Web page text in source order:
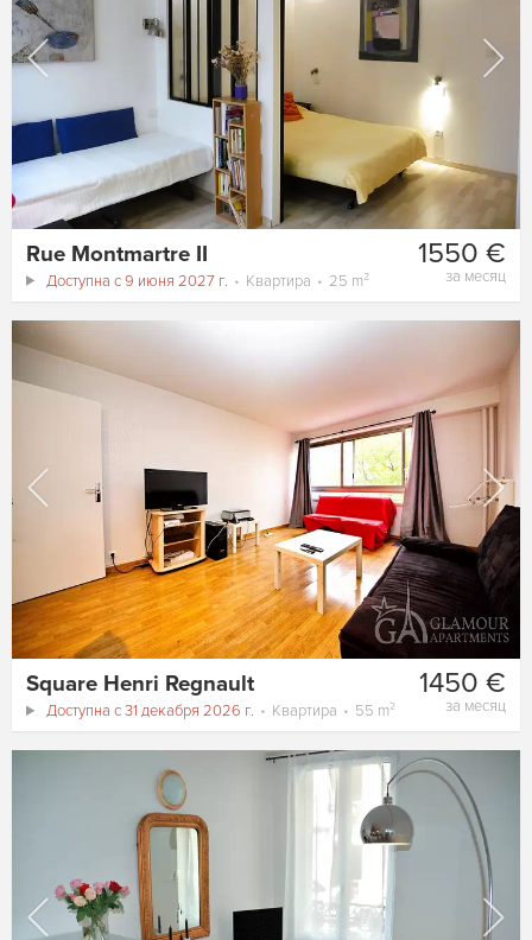
1550 €
за месяц
Rue Montmartre II
Доступна с 9 июня 2027 г. Квартира 25 m²
1450 €
за месяц
Square Henri Regnault
Доступна с 31 декабря 2026 г. Квартира 55 m²